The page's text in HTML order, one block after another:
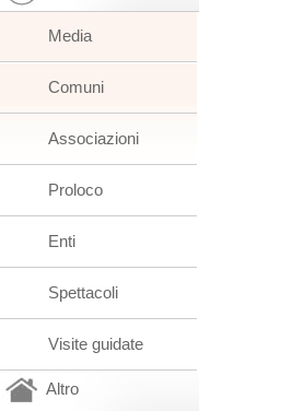
Media
Comuni
Associazioni
Proloco
Enti
Spettacoli
Visite guidate
Altro